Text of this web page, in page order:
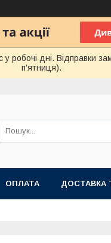
дні. Відправки
п'ятниця).
ОПЛАТА ДОСТАВКА